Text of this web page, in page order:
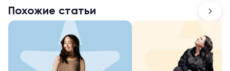
Похожие статьи